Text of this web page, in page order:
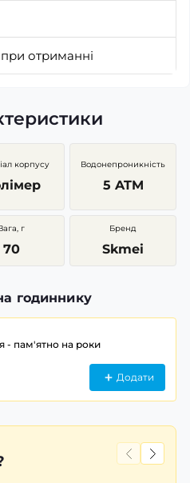
отриманні
корпусу Водонепроникність
5 ATM
г
70
Бренд
Skmei
годиннику
- пам'ятно на роки
Додати